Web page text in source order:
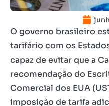
O governo brasileiro
tarifário com os
capaz de evitar que a
recomendação do
Comercial dos EUA
imposição de tarifa